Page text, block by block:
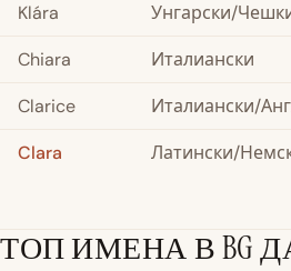
Klára
Унгарски/
Chiara
Италиански
Clarice
Италиански/
Clara
Латински/
ТОП ИМЕНА В BG